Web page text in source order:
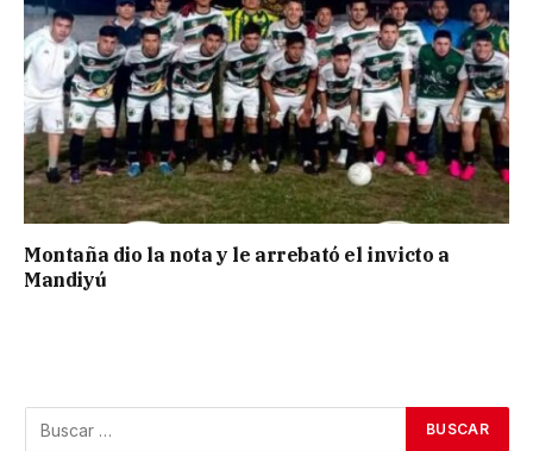
Montaña dio la nota y le arrebató el invicto a
Mandiyú